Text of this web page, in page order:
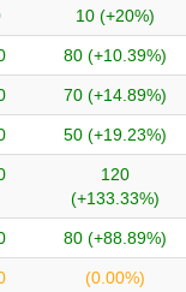
10 (+20%)
80 (+10.39%)
70 (+14.89%)
50 (+19.23%)
120
(+133.33%)
80 (+88.89%)
(0.00%)